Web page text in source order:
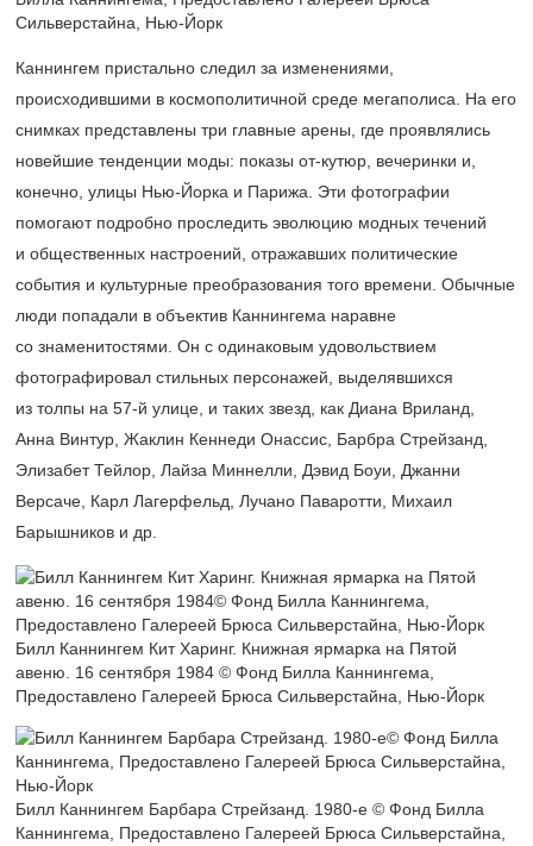
Сильверстайна, Нью-Йорк
Каннингем пристально следил за изменениями,
происходившими в космополитичной среде мегаполиса. На его
снимках представлены три главные арены, где проявлялись
новейшие тенденции моды: показы от-кутюр, вечеринки и,
конечно, улицы Нью-Йорка и Парижа. Эти фотографии
помогают подробно проследить эволюцию модных течений
и общественных настроений, отражавших политические
события и культурные преобразования того времени. Обычные
люди попадали в объектив Каннингема наравне
со знаменитостями. Он с одинаковым удовольствием
фотографировал стильных персонажей, выделявшихся
из толпы на 57-й улице, и таких звезд, как Диана Вриланд,
Анна Винтур, Жаклин Кеннеди Онассис, Барбра Стрейзанд,
Элизабет Тейлор, Лайза Миннелли, Дэвид Боуи, Джанни
Версаче, Карл Лагерфельд, Лучано Паваротти, Михаил
Барышников и др.
Билл Каннингем Кит Харинг. Книжная ярмарка на Пятой
авеню. 16 сентября 1984 © Фонд Билла Каннингема,
Предоставлено Галереей Брюса Сильверстайна, Нью-Йорк
Билл Каннингем Барбара Стрейзанд. 1980-е © Фонд Билла
Каннингема, Предоставлено Галереей Брюса Сильверстайна,